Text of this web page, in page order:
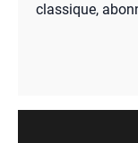
classique,